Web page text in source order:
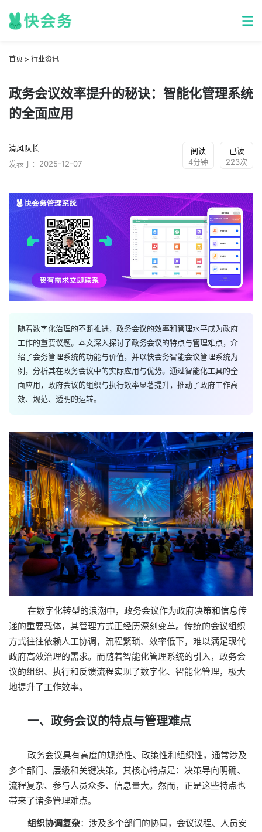
首页 > 行业资讯
政务会议效率提升的秘诀：智能化管理系统
的全面应用
清风队长
发表于：2025-12-07
阅读
4分钟
已读
223次
随着数字化治理的不断推进，政务会议的效率和管理水平成为政府
工作的重要议题。本文深入探讨了政务会议的特点与管理难点，介
绍了会务管理系统的功能与价值，并以快会务智能会议管理系统为
例，分析其在政务会议中的实际应用与优势。通过智能化工具的全
面应用，政府会议的组织与执行效率显著提升，推动了政府工作高
效、规范、透明的运转。
在数字化转型的浪潮中，政务会议作为政府决策和信息传
递的重要载体，其管理方式正经历深刻变革。传统的会议组织
方式往往依赖人工协调，流程繁琐、效率低下，难以满足现代
政府高效治理的需求。而随着智能化管理系统的引入，政务会
议的组织、执行和反馈流程实现了数字化、智能化管理，极大
地提升了工作效率。
一、政务会议的特点与管理难点
政务会议具有高度的规范性、政策性和组织性，通常涉及
多个部门、层级和关键决策。其核心特点是：决策导向明确、
流程复杂、参与人员众多、信息量大。然而，正是这些特点也
带来了诸多管理难点。
组织协调复杂：涉及多个部门的协同，会议议程、人员安